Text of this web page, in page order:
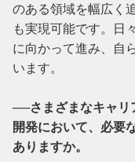
のある領域を幅広く
も実現可能です。日
に向かって進み、自
います。
──さまざまなキャリ
開発において、必要
ありますか。